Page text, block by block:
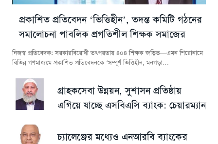
প্রকাশিত প্রতিবেদন ‘ভিত্তিহীন’, তদন্ত কমিটি গঠনের
সমালোচনা পাবলিক প্রগতিশীল শিক্ষক সমাজের
নিজস্ব প্রতিবেদক: সরকারবিরোধী তৎপরতায় ৪০৪ শিক্ষক জড়িত—এমন শিরোনামে
বিভিন্ন গণমাধ্যমে প্রকাশিত প্রতিবেদনকে ‘সম্পূর্ণ ভিত্তিহীন, মনগড়া…
গ্রাহকসেবা উন্নয়ন, সুশাসন প্রতিষ্ঠায়
এগিয়ে যাচ্ছে এসবিএসি ব্যাংক: চেয়ারম্যান
চ্যালেঞ্জের মধ্যেও এনআরবি ব্যাংকের